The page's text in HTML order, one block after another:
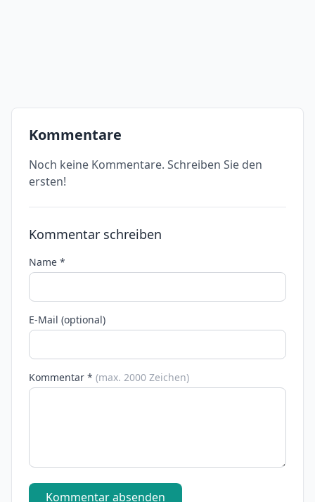
Kommentare
Noch keine Kommentare. Schreiben Sie den
ersten!
Kommentar schreiben
Name *
E-Mail (optional)
Kommentar * (max. 2000 Zeichen)
Kommentar absenden